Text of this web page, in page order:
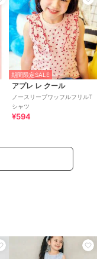
期間限定SALE
アプレ レ クール
ノースリーブワッフルフリルT
シャツ
¥594